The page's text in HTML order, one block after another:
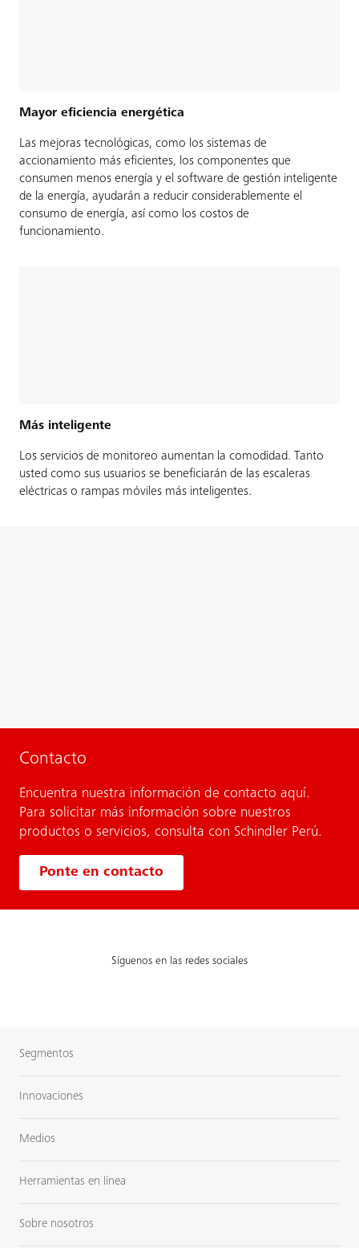
Mayor eficiencia energética
Las mejoras tecnológicas, como los sistemas de
accionamiento más eficientes, los componentes que
consumen menos energía y el software de gestión inteligente
de la energía, ayudarán a reducir considerablemente el
consumo de energía, así como los costos de
funcionamiento.
Más inteligente
Los servicios de monitoreo aumentan la comodidad. Tanto
usted como sus usuarios se beneficiarán de las escaleras
eléctricas o rampas móviles más inteligentes.
Contacto
Encuentra nuestra información de contacto aquí.
Para solicitar más información sobre nuestros
productos o servicios, consulta con Schindler Perú.
Ponte en contacto
Síguenos en las redes sociales
Segmentos
Innovaciones
Medios
Herramientas en línea
Sobre nosotros